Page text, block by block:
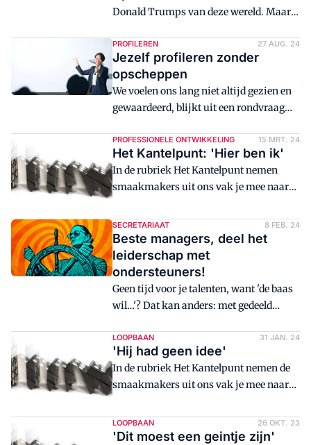
Donald Trumps van deze wereld. Maar
en secretaresses zijn helaas een
makkelijke prooi.
PROFILEREN 27 AUG. 24
Jezelf profileren zonder
opscheppen
We voelen ons lang niet altijd gezien en
gewaardeerd, blijkt uit een rondvraag
om jezelf meer in the picture te zetten -
en dat kan prima zonder opscheppen.
PROFESSIONELE ONTWIKKELING 15 MRT. 24
Het Kantelpunt: 'Hier ben ik'
In de rubriek Het Kantelpunt nemen
smaakmakers uit ons vak je mee naar
werk en zichzelf veranderde. Deze keer:
Janet Kruiswijk, directiesecretaresse.
SECRETARIAAT 8 FEB. 24
Beste managers, deel het
leiderschap met
ondersteuners!
Geen tijd voor je talenten, want 'de baas
wil…'? Dat kan anders: met gedeeld
het roer staat.
LOOPBAAN 31 JAN. 24
'Hij had geen idee'
In de rubriek Het Kantelpunt nemen de
smaakmakers uit ons vak je mee naar
werk en zichzelf veranderde. Deze keer
Yvette Nikolic, zelfstandig
LOOPBAAN 26 OKT. 23
'Dit moest een geintje zijn'